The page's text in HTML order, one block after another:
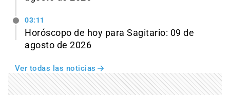
03:11
Horóscopo de hoy para Sagitario: 09 de
agosto de 2026
Ver todas las noticias